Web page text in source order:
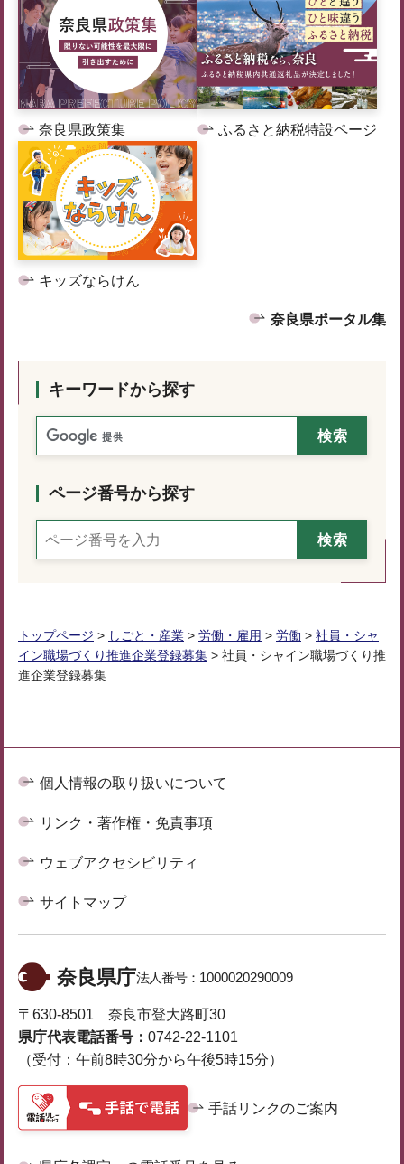
奈良県政策集 ふるさと納税特設ページ
キッズならけん
奈良県ポータル集
キーワードから探す
ページ番号から探す
トップページ > しごと・産業 > 労働・雇用 > 労働 > 社員・シャ
イン職場づくり推進企業登録募集 > 社員・シャイン職場づくり推
進企業登録募集
個人情報の取り扱いについて
リンク・著作権・免責事項
ウェブアクセシビリティ
サイトマップ
奈良県庁法人番号： 1000020290009
〒630-8501 奈良市登大路町30
県庁代表電話番号： 0742-22-1101
（受付：午前8時30分から午後5時15分）
手話リンクのご案内